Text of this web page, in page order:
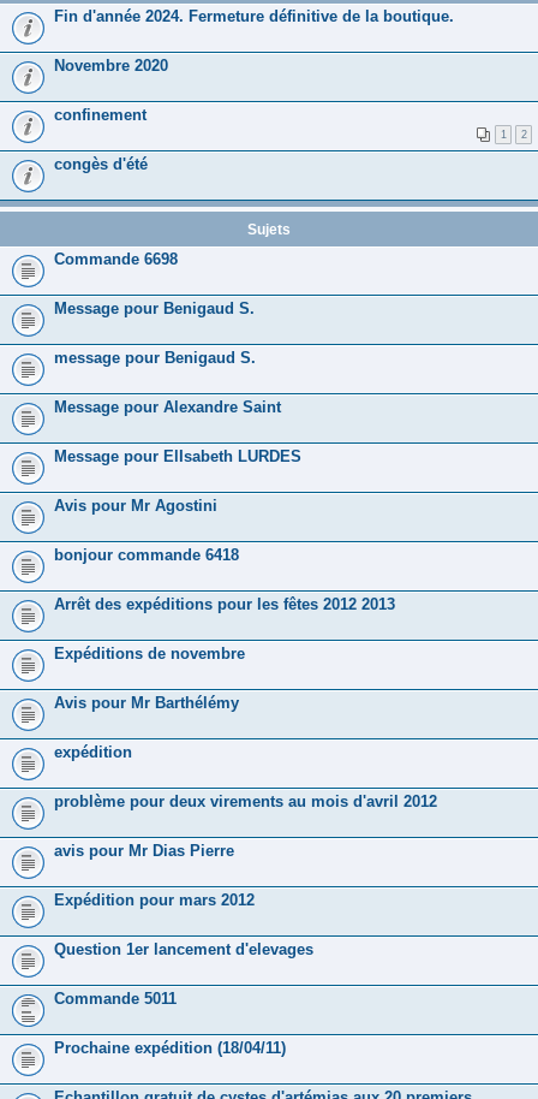
Fin d'année 2024. Fermeture définitive de la boutique.
Novembre 2020
confinement
1 2
congès d'été
Sujets
Commande 6698
Message pour Benigaud S.
message pour Benigaud S.
Message pour Alexandre Saint
Message pour ElIsabeth LURDES
Avis pour Mr Agostini
bonjour commande 6418
Arrêt des expéditions pour les fêtes 2012 2013
Expéditions de novembre
Avis pour Mr Barthélémy
expédition
problème pour deux virements au mois d'avril 2012
avis pour Mr Dias Pierre
Expédition pour mars 2012
Question 1er lancement d'elevages
Commande 5011
Prochaine expédition (18/04/11)